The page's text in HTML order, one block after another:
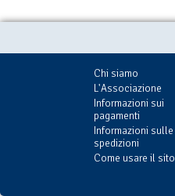
Chi siamo
L'Associazione
Informazioni sui
pagamenti
Informazioni sulle
spedizioni
Come usare il sito